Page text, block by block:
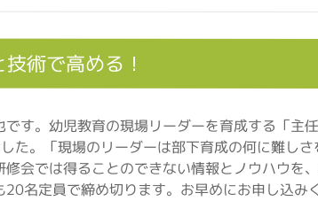
術で高める！
す。幼児教育の現場リーダーを育成する「
た。「現場のリーダーは部下育成の何に難し
会では得ることのできない情報とノウハウ
名定員で締め切ります。お早めにお申し込み